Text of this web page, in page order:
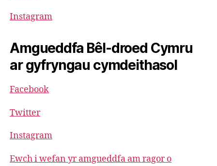
Instagram
Amgueddfa Bêl-droed Cymru
ar gyfryngau cymdeithasol
Facebook
Twitter
Instagram
Ewch i wefan yr amgueddfa am ragor o